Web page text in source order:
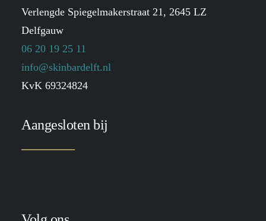
Verlengde Spiegelmakerstraat 21, 2645 LZ
Delfgauw
06 20 19 25 11
info@skinbardelft.nl
KvK 69324824
Aangesloten bij